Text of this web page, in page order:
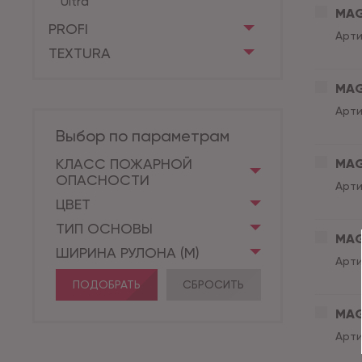
PROFI
TEXTURA
Выбор по параметрам
КЛАСС ПОЖАРНОЙ
ОПАСНОСТИ
ЦВЕТ
ТИП ОСНОВЫ
ШИРИНА РУЛОНА (М)
ПОДОБРАТЬ СБРОСИТЬ